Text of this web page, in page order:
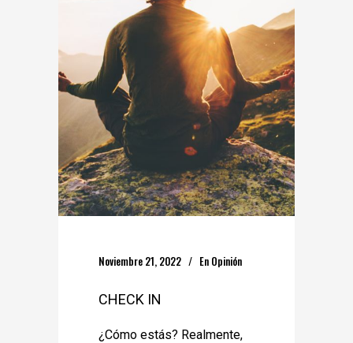
Noviembre 21, 2022 En Opinión
CHECK IN
¿Cómo estás? Realmente,